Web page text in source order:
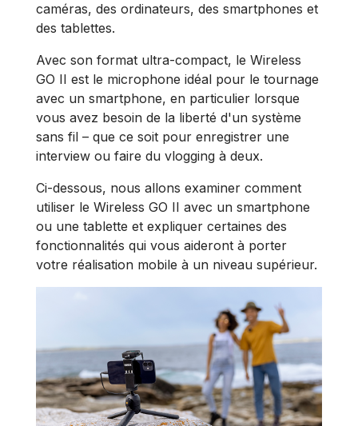
caméras, des ordinateurs, des smartphones et
des tablettes.
Avec son format ultra-compact, le Wireless
GO II est le microphone idéal pour le tournage
avec un smartphone, en particulier lorsque
vous avez besoin de la liberté d'un système
sans fil – que ce soit pour enregistrer une
interview ou faire du vlogging à deux.
Ci-dessous, nous allons examiner comment
utiliser le Wireless GO II avec un smartphone
ou une tablette et expliquer certaines des
fonctionnalités qui vous aideront à porter
votre réalisation mobile à un niveau supérieur.